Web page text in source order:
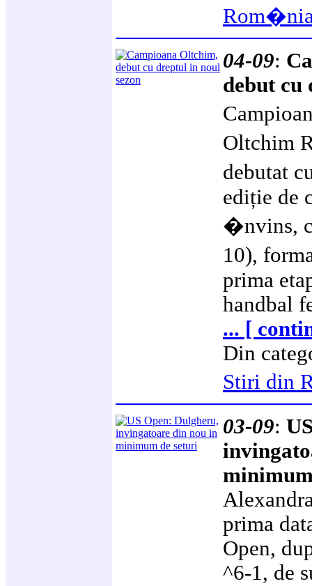
04-09:
debut cu
Oltchim
debutat
ediție de
�nvins,
10),
prima
handbal
... [
Din
Stiri din
03-09:
prima
Open,
^6-1, de